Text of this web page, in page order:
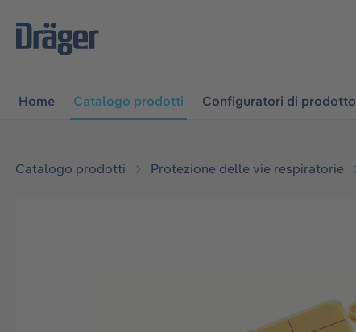
navigazione principale
Home Catalogo prodotti Configuratori di prodotto
Catalogo prodotti Protezione delle vie respiratorie